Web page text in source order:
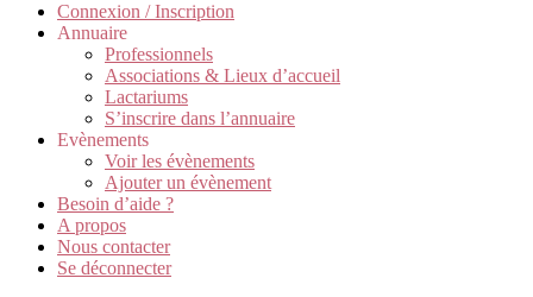
Connexion / Inscription
Annuaire
Professionnels
Associations & Lieux d’accueil
Lactariums
S’inscrire dans l’annuaire
Evènements
Voir les évènements
Ajouter un évènement
Besoin d’aide ?
A propos
Nous contacter
Se déconnecter